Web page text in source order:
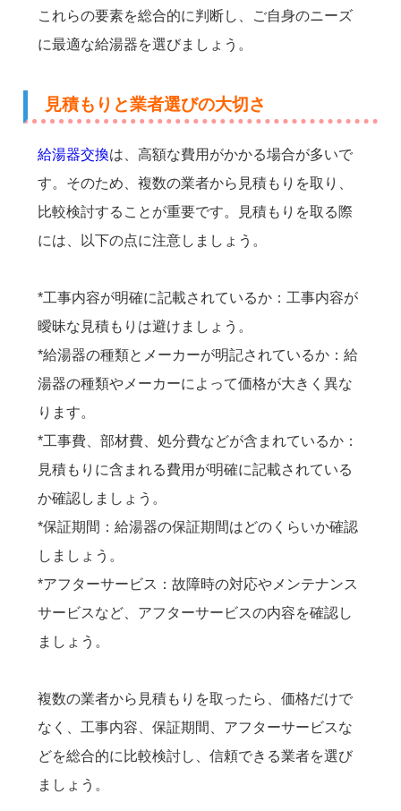
これらの要素を総合的に判断し、ご自身のニーズ
に最適な給湯器を選びましょう。
見積もりと業者選びの大切さ
給湯器交換は、高額な費用がかかる場合が多いで
す。そのため、複数の業者から見積もりを取り、
比較検討することが重要です。見積もりを取る際
には、以下の点に注意しましょう。
*工事内容が明確に記載されているか：工事内容が
曖昧な見積もりは避けましょう。
*給湯器の種類とメーカーが明記されているか：給
湯器の種類やメーカーによって価格が大きく異な
ります。
*工事費、部材費、処分費などが含まれているか：
見積もりに含まれる費用が明確に記載されている
か確認しましょう。
*保証期間：給湯器の保証期間はどのくらいか確認
しましょう。
*アフターサービス：故障時の対応やメンテナンス
サービスなど、アフターサービスの内容を確認し
ましょう。
複数の業者から見積もりを取ったら、価格だけで
なく、工事内容、保証期間、アフターサービスな
どを総合的に比較検討し、信頼できる業者を選び
ましょう。